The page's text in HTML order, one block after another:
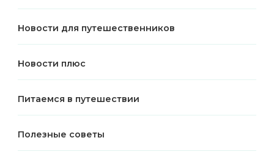
Новости для путешественников
Новости плюс
Питаемся в путешествии
Полезные советы